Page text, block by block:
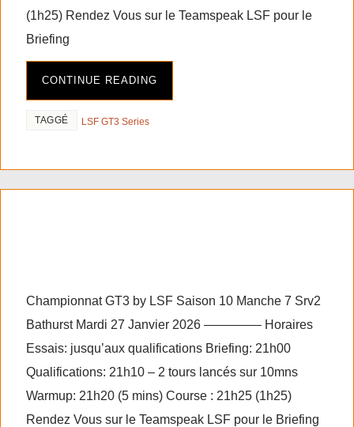
(1h25) Rendez Vous sur le Teamspeak LSF pour le
Briefing
CONTINUE READING
TAGGÉ LSF GT3 Series
Championnat GT3 by LSF Saison 10 Manche 7 Srv2
Bathurst Mardi 27 Janvier 2026 ————– Horaires
Essais: jusqu’aux qualifications Briefing: 21h00
Qualifications: 21h10 – 2 tours lancés sur 10mns
Warmup: 21h20 (5 mins) Course : 21h25 (1h25)
Rendez Vous sur le Teamspeak LSF pour le Briefing